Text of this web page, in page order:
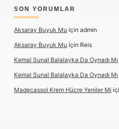
SON YORUMLAR
Aksaray Buyuk Mu için admin
Aksaray Buyuk Mu için Reis
Kemal Sunal Balalayka Da Oynadı Mı
Kemal Sunal Balalayka Da Oynadı Mı
Madecassol Krem Hücre Yeniler Mi